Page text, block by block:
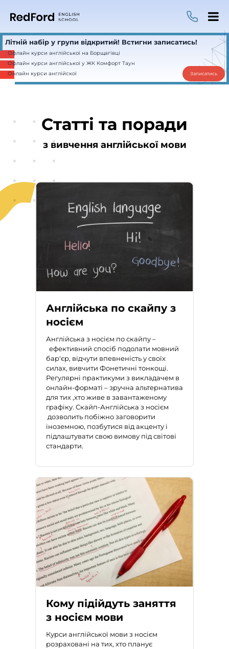
Літній набір у групи відкритий! Встигни записатись!
Записатись
Офлайн курси англійської на Борщагівці
Офлайн курси англійської у ЖК Комфорт Таун
Онлайн курси англійскої
Статті та поради
з вивчення англійської мови
Англійська по скайпу з
носієм
Англійська з носієм по скайпу–
ефективний спосіб подолати мовний
бар'єр, відчути впевненість у своїх
силах, вивчити Фонетичні тонкощі.
Регулярні практикуми з викладачем в
онлайн-форматі – зручна альтернатива
для тих ,хто живе в завантаженому
графіку. Скайп-Англійська з носієм
дозволить побіжно заговорити
іноземною, позбутися від акценту і
підлаштувати свою вимову під світові
стандарти.
Кому підійдуть заняття
з носієм мови
Курси англійської мови з носієм
розраховані на тих, хто планує